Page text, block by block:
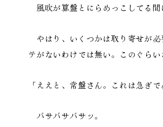
風吹が算盤とにらめっこしてる間
やはり、いくつかは取り寄せが
テがないわけでは無い。このぐら
「ええと、常盤さん。これは急ぎ
バサバサバサッ。